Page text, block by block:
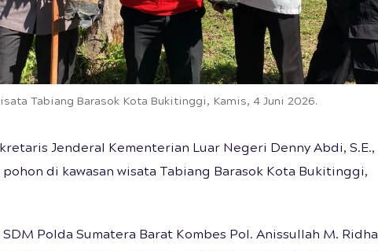
Tabiang Barasok Kota Bukitinggi, Kamis, 4 Juni 2026.
Jenderal Kementerian Luar Negeri Denny Abdi, S.E.,
pohon di kawasan wisata Tabiang Barasok Kota Bukitinggi,
Polda Sumatera Barat Kombes Pol. Anissullah M. Ridha